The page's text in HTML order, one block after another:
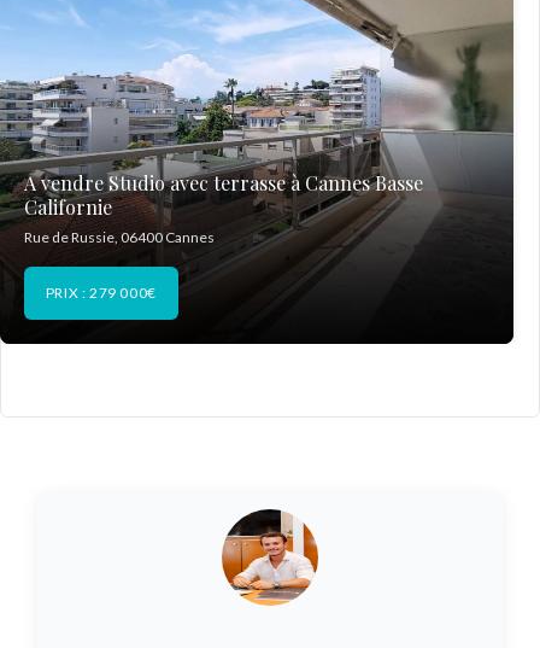
A vendre Studio avec terrasse à Cannes Basse
Californie
Rue de Russie, 06400 Cannes
PRIX : 279 000€